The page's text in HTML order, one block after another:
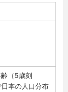
（5歳刻
本の人口分布